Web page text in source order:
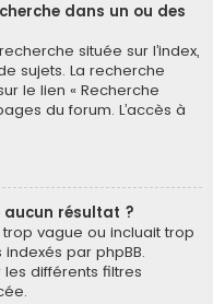
dans un ou des
située sur l’index,
sujets. La recherche
le lien « Recherche
du forum. L’accès à
aucun résultat ?
vague ou incluait trop
par phpBB.
les différents filtres